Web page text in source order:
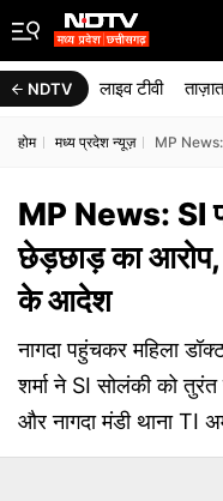
NDTV लाइव टीवी
होम मध्य प्रदेश न्यूज़ MP News:
MP News: SI
छेड़छाड़ का
के आदेश
नागदा पहुंचकर महिला
शर्मा ने SI सोलंकी को
और नागदा मंडी थाना TI